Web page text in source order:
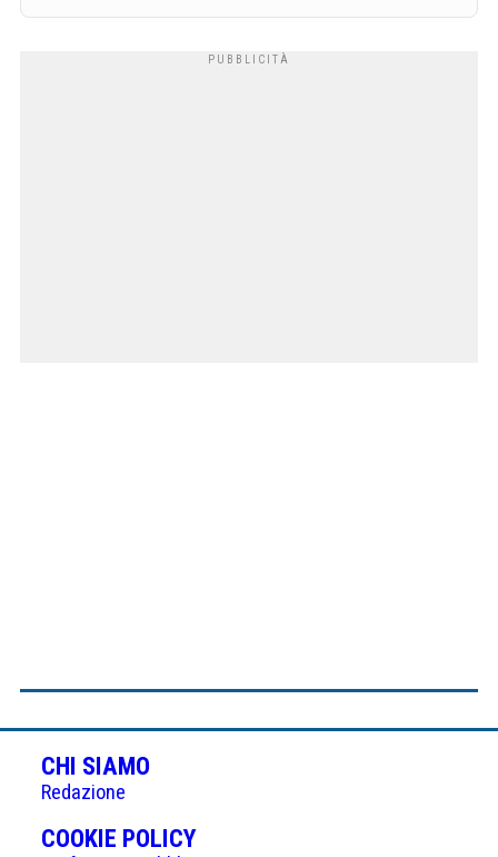
CHI SIAMO
Redazione
COOKIE POLICY(APRE